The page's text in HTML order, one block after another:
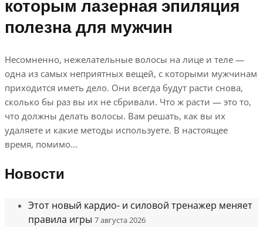
которым лазерная эпиляция
полезна для мужчин
Несомненно, нежелательные волосы на лице и теле —
одна из самых неприятных вещей, с которыми мужчинам
приходится иметь дело. Они всегда будут расти снова,
сколько бы раз вы их не сбривали. Что ж расти — это то,
что должны делать волосы. Вам решать, как вы их
удаляете и какие методы используете. В настоящее
время, помимо...
Новости
Этот новый кардио- и силовой тренажер меняет
правила игры 7 августа 2026